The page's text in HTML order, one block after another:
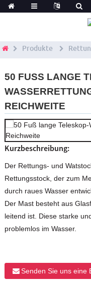
Produkte
50 FUSS LANGE
ICHWEITE
Kurzbeschreibung:
Der Rettungs- und
Rettungsstock, der zum
durch raues Wasser
Der Mast besteht aus
leitend ist. Diese starke
problemlos im Wasser.
Senden Sie uns eine